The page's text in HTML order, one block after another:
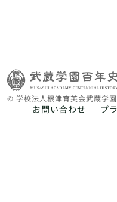
© 学校法人根津育英会武蔵学
お問い合わせ プ